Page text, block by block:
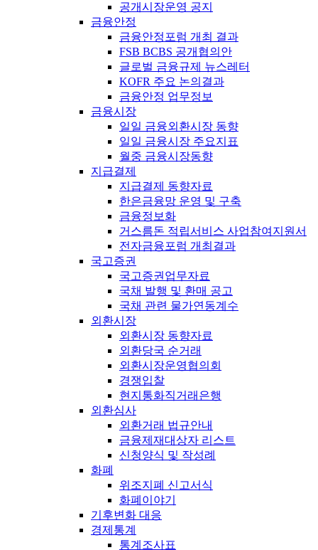
공개시장운영 공지
금융안정
금융안정포럼 개최 결과
FSB BCBS 공개협의안
글로벌 금융규제 뉴스레터
KOFR 주요 논의결과
금융안정 업무정보
금융시장
일일 금융외환시장 동향
일일 금융시장 주요지표
월중 금융시장동향
지급결제
지급결제 동향자료
한은금융망 운영 및 구축
금융정보화
거스름돈 적립서비스 사업참여지원서
전자금융포럼 개최결과
국고증권
국고증권업무자료
국채 발행 및 환매 공고
국채 관련 물가연동계수
외환시장
외환시장 동향자료
외환당국 순거래
외환시장운영협의회
경쟁입찰
현지통화직거래은행
외환심사
외환거래 법규안내
금융제재대상자 리스트
신청양식 및 작성례
화폐
위조지폐 신고서식
화폐이야기
기후변화 대응
경제통계
통계조사표